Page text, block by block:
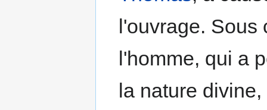
l'ouvrage. Sous
l'homme, qui a
la nature